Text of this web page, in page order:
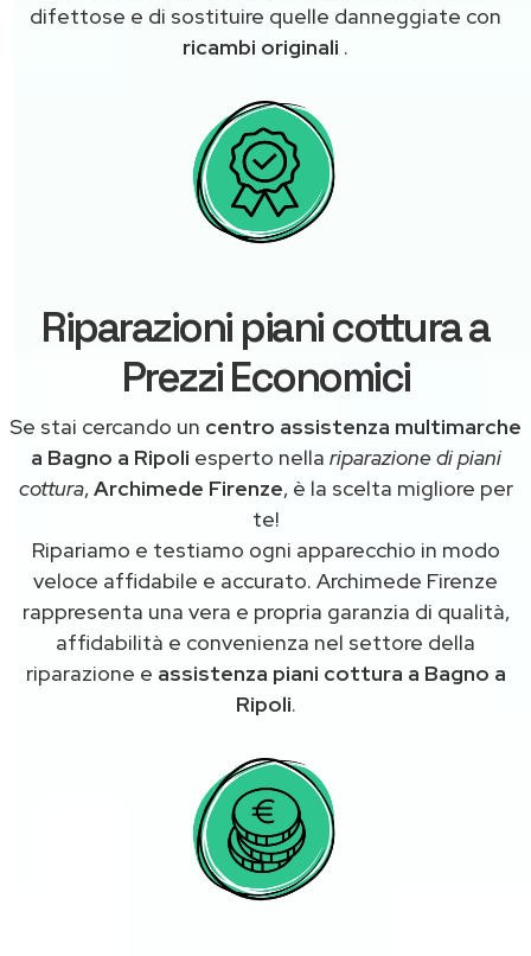
difettose e di sostituire quelle danneggiate con
ricambi originali .
Riparazioni piani cottura a
Prezzi Economici
Se stai cercando un centro assistenza multimarche
a Bagno a Ripoli esperto nella riparazione di piani
cottura,Archimede Firenze, è la scelta migliore per
te!
Ripariamo e testiamo ogni apparecchio in modo
veloce affidabile e accurato. Archimede Firenze
rappresenta una vera e propria garanzia di qualità,
affidabilità e convenienza nel settore della
riparazione e assistenza piani cottura a Bagno a
Ripoli.